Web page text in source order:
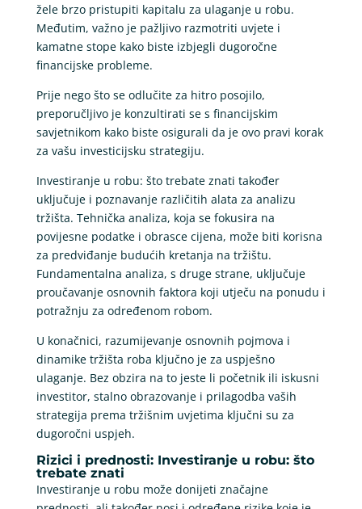
žele brzo pristupiti kapitalu za ulaganje u robu.
Međutim, važno je pažljivo razmotriti uvjete i
kamatne stope kako biste izbjegli dugoročne
financijske probleme.
Prije nego što se odlučite za hitro posojilo,
preporučljivo je konzultirati se s financijskim
savjetnikom kako biste osigurali da je ovo pravi korak
za vašu investicijsku strategiju.
Investiranje u robu: što trebate znati također
uključuje i poznavanje različitih alata za analizu
tržišta. Tehnička analiza, koja se fokusira na
povijesne podatke i obrasce cijena, može biti korisna
za predviđanje budućih kretanja na tržištu.
Fundamentalna analiza, s druge strane, uključuje
proučavanje osnovnih faktora koji utječu na ponudu i
potražnju za određenom robom.
U konačnici, razumijevanje osnovnih pojmova i
dinamike tržišta roba ključno je za uspješno
ulaganje. Bez obzira na to jeste li početnik ili iskusni
investitor, stalno obrazovanje i prilagodba vaših
strategija prema tržišnim uvjetima ključni su za
dugoročni uspjeh.
Rizici i prednosti: Investiranje u robu: što
trebate znati
Investiranje u robu može donijeti značajne